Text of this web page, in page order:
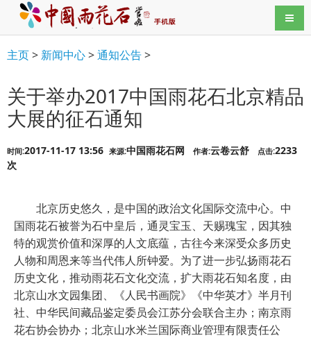
导航
主页> 新闻中心>通知公告>
关于举办2017中国雨花石北京精品
大展的征石通知
时间:2017-11-17 13:56 来源:中国雨花石网 作者:云卷云舒 点击:2233
次
北京历史悠久，是中国的政治文化国际交流中心。中
国雨花石被誉为石中皇后，通灵宝玉、天赐瑰宝，因其独
特的观赏价值和深厚的人文底蕴，古往今来深受众多历史
人物和周恩来等当代伟人所钟爱。为了进一步弘扬雨花石
历史文化，推动雨花石文化交流，扩大雨花石知名度，由
北京山水文园集团、《人民书画院》《中华英才》半月刊
社、中华民间藏品鉴定委员会江苏分会联合主办；南京雨
花右协会协办；北京山水米兰国际商业管理有限责任公